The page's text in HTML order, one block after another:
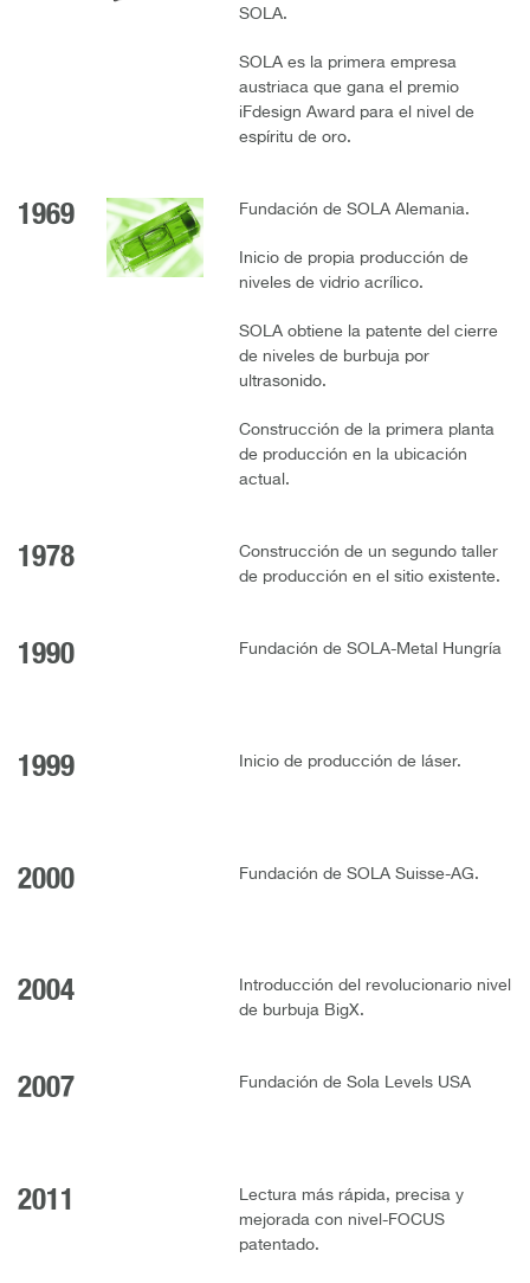
SOLA.
SOLA es la primera empresa
austriaca que gana el premio
iFdesign Award para el nivel de
espíritu de oro.
1969 Fundación de SOLA Alemania.
Inicio de propia producción de
niveles de vidrio acrílico.
SOLA obtiene la patente del cierre
de niveles de burbuja por
ultrasonido.
Construcción de la primera planta
de producción en la ubicación
actual.
1978
Construcción de un segundo taller
de producción en el sitio existente.
1990 Fundación de SOLA-Metal Hungría
1999 Inicio de producción de láser.
2000 Fundación de SOLA Suisse-AG.
2004
Introducción del revolucionario nivel
de burbuja BigX.
2007 Fundación de Sola Levels USA
2011
Lectura más rápida, precisa y
mejorada con nivel-FOCUS
patentado.